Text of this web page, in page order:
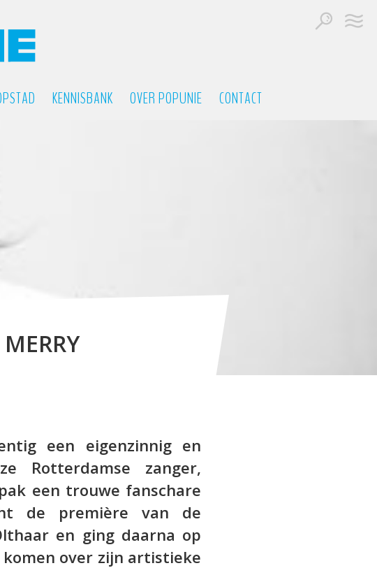
KENNISBANK OVER POPUNIE CONTACT
een eigenzinnig en
Rotterdamse zanger,
een trouwe fanschare
de première van de
en ging daarna op
over zijn artistieke